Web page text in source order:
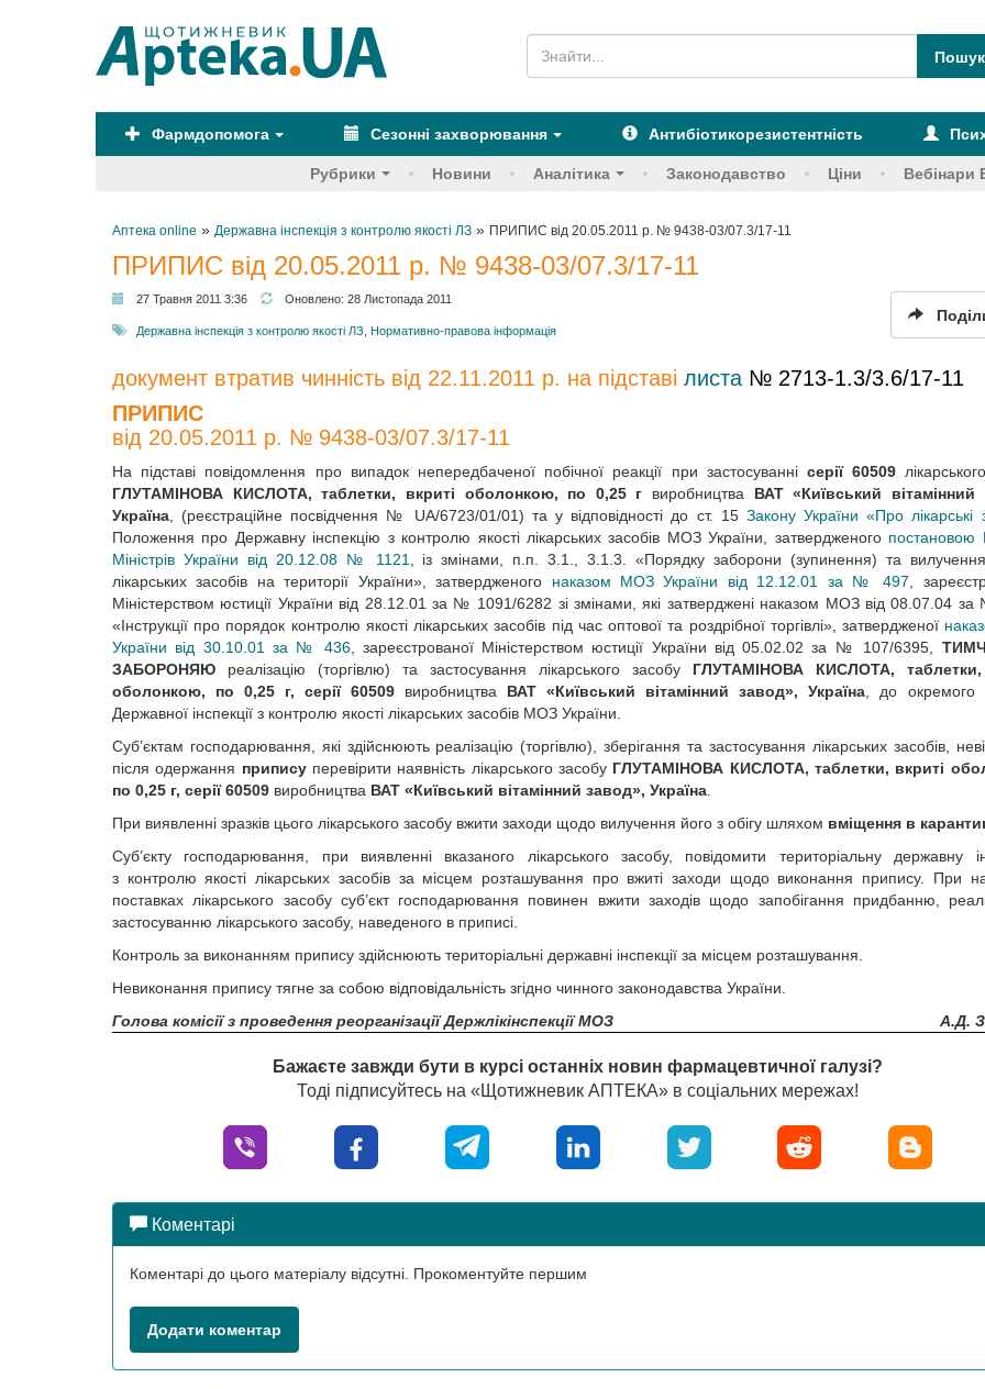
Фармдопомога Сезонні захворювання Антибіотикорезистентність
Рубрики Новини Аналітика Законодавство Ціни Вебінари
Аптека online » Державна інспекція з контролю якості ЛЗ » ПРИПИС від 20.05.2011 р. № 9438-03/07.3/17-11
ПРИПИС від 20.05.2011 р. № 9438-03/07.3/17-11
27 Травня 2011 3:36 Оновлено: 28 Листопада 2011
Державна інспекція з контролю якості ЛЗ Нормативно-правова інформація
документ втратив чинність від 22.11.2011 р. на підставі листа № 2713-1.3/3.6/17-11
ПРИПИС
від 20.05.2011 р. № 9438-03/07.3/17-11
На підставі повідомлення про випадок непередбаченої побічної реакції при застосуванні серії 60509
ГЛУТАМІНОВА КИСЛОТА, таблетки, вкриті оболонкою, по 0,25 г виробництва ВАТ «Київський вітамінний
Україна , (реєстраційне посвідчення № UA/6723/01/01) та у відповідності до ст. 15 Закону України «Про лікарські
Положення про Державну інспекцію з контролю якості лікарських засобів МОЗ України, затвердженого постановою
Міністрів України від 20.12.08 № 1121
, із змінами, п.п. 3.1., 3.1.3. «Порядку заборони (зупинення) та
лікарських засобів на території України», затвердженого наказом МОЗ України від 12.12.01 за № 497 ,
Міністерством юстиції України від 28.12.01 за № 1091/6282 зі змінами, які затверджені наказом МОЗ від 08.07.04
«Інструкції про порядок контролю якості лікарських засобів під час оптової та роздрібної торгівлі», затвердженої
України від 30.10.01 за № 436, зареєстрованої Міністерством юстиції України від 05.02.02 за № 107/6395,
ЗАБОРОНЯЮ реалізацію (торгівлю) та застосування лікарського засобу ГЛУТАМІНОВА КИСЛОТА, таблетки,
оболонкою, по 0,25 г, серії 60509 виробництва ВАТ «Київський вітамінний завод», Україна , до окремого
Державної інспекції з контролю якості лікарських засобів МОЗ України.
Суб’єктам господарювання, які здійснюють реалізацію (торгівлю), зберігання та застосування лікарських засобів,
після одержання приписуперевірити наявність лікарського засобу ГЛУТАМІНОВА КИСЛОТА, таблетки, вкриті
по 0,25 г, серії 60509 виробництва ВАТ «Київський вітамінний завод», Україна
При виявленні зразків цього лікарського засобу вжити заходи щодо вилучення його з обігу шляхом вміщення в
Суб’єкту господарювання, при виявленні вказаного лікарського засобу, повідомити територіальну державну
з контролю якості лікарських засобів за місцем розташування про вжиті заходи щодо виконання припису. При
поставках лікарського засобу суб’єкт господарювання повинен вжити заходів щодо запобігання придбанню,
застосуванню лікарського засобу, наведеного в приписі.
Контроль за виконанням припису здійснюють територіальні державні інспекції за місцем розташування.
Невиконання припису тягне за собою відповідальність згідно чинного законодавства України.
Голова комісії з проведення реорганізації Держлікінспекції МОЗ
А.Д.
Бажаєте завжди бути в курсі останніх новин фармацевтичної галузі?
Тоді підписуйтесь на «Щотижневик АПТЕКА» в соціальних мережах!
Коментарі
Коментарі до цього матеріалу відсутні. Прокоментуйте першим
Додати коментар